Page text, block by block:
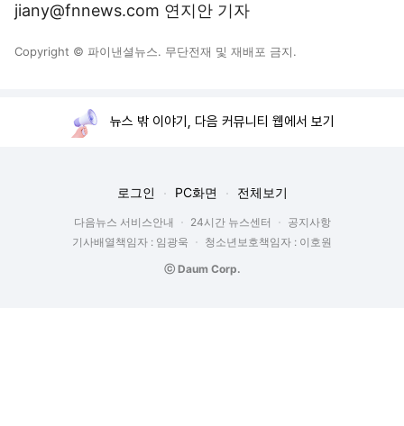
jiany@fnnews.com 연지안 기자
Copyright © 파이낸셜뉴스. 무단전재 및 재배포 금지.
뉴스 밖 이야기, 다음 커뮤니티 웹에서 보기
로그인 PC화면 전체보기
다음뉴스 서비스안내 24시간 뉴스센터
공지사항
기사배열책임자 : 임광욱
청소년보호책임자 : 이호원
ⓒ Daum Corp.